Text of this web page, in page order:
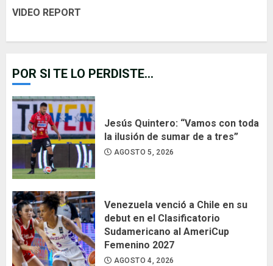
VIDEO REPORT
POR SI TE LO PERDISTE...
Jesús Quintero: “Vamos con toda
la ilusión de sumar de a tres”
AGOSTO 5, 2026
Venezuela venció a Chile en su
debut en el Clasificatorio
Sudamericano al AmeriCup
Femenino 2027
AGOSTO 4, 2026